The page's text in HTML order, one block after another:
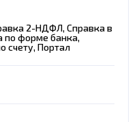
2-НДФЛ, Справка в
по форме банка,
счету, Портал